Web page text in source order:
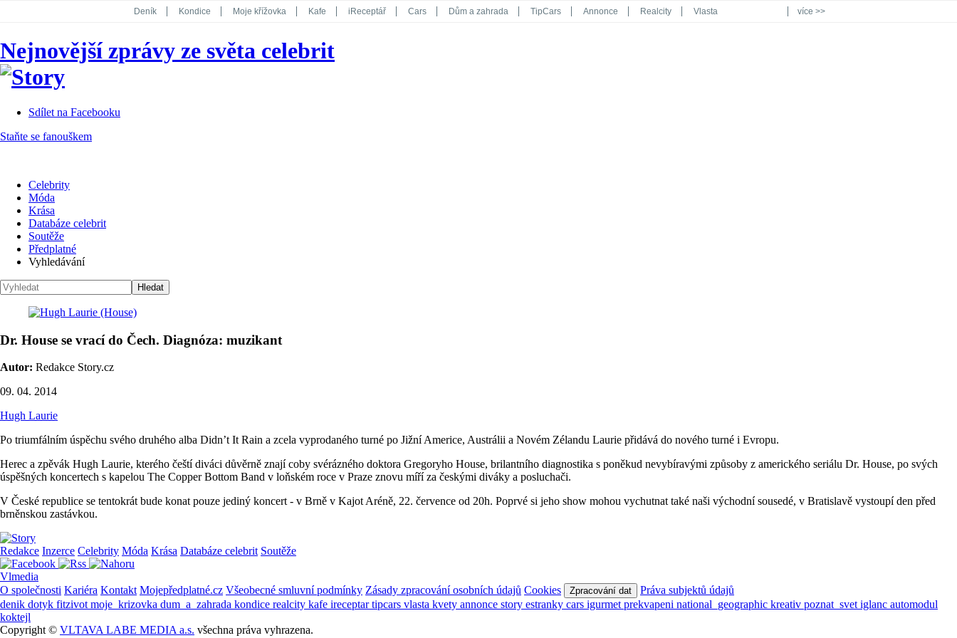
Deník Kondice Moje křížovka Kafe iReceptář Cars Dům a zahrada TipCars Annonce Realcity Vlasta
Koktejl
více >>
Nejnovější zprávy ze světa celebrit
Sdílet na Facebooku
Staňte se fanouškem
Celebrity
Móda
Krása
Databáze celebrit
Soutěže
Předplatné
Vyhledávání
Dr. House se vrací do Čech. Diagnóza: muzikant
Autor: Redakce Story.cz
09. 04. 2014
Hugh Laurie
Po triumfálním úspěchu svého druhého alba Didn’t It Rain a zcela vyprodaného turné po Jižní Americe, Austrálii a Novém Zélandu Laurie přidává do nového turné i Evropu.
Herec a zpěvák Hugh Laurie, kterého čeští diváci důvěrně znají coby svérázného doktora Gregoryho House, brilantního diagnostika s poněkud nevybíravými způsoby z amerického seriálu Dr. House, po svých
úspěšných koncertech s kapelou The Copper Bottom Band v loňském roce v Praze znovu míří za českými diváky a posluchači.
V České republice se tentokrát bude konat pouze jediný koncert - v Brně v Kajot Aréně, 22. července od 20h. Poprvé si jeho show mohou vychutnat také naši východní sousedé, v Bratislavě vystoupí den před
brněnskou zastávkou.
Redakce Inzerce Celebrity Móda Krása Databáze celebrit Soutěže
Vlmedia
O společnosti Kariéra Kontakt Mojepředplatné.cz Všeobecné smluvní podmínky Zásady zpracování osobních údajů Cookies Zpracování dat
Práva subjektů údajů
denik dotyk fitzivot moje_krizovka dum_a_zahrada kondice realcity kafe ireceptartipcars vlasta kvety annonce story estranky cars igurmet prekvapeni national_geographic kreativ poznat_svet iglanc automodul
koktejl
Copyright © VLTAVA LABE MEDIA a.s. všechna práva vyhrazena.